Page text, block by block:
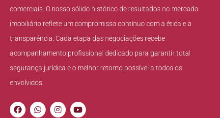
comerciais. O nosso sólido histórico de resultados no mercado
imobiliário reflete um compromisso contínuo com a ética e a
transparência. Cada etapa das negociações recebe
acompanhamento profissional dedicado para garantir total
segurança jurídica e o melhor retorno possível a todos os
envolvidos.